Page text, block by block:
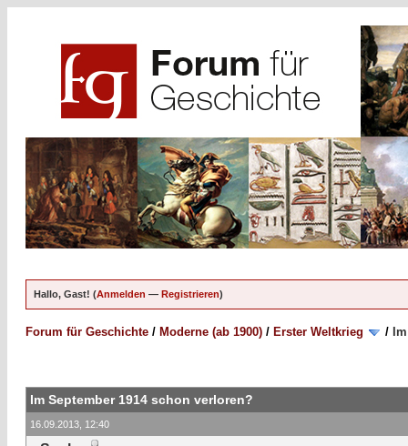
Hallo, Gast! (Anmelden — Registrieren)
Forum für Geschichte / Moderne (ab 1900) / Erster Weltkrieg /
Im September 1914 schon verloren?
16.09.2013, 12:40